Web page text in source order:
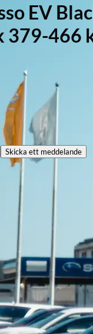
EV
379-466
Skicka ett meddelande